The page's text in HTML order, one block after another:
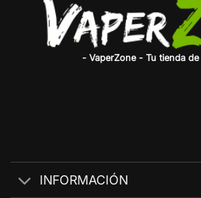
- VaperZone - Tu tienda
INFORMACIÓN